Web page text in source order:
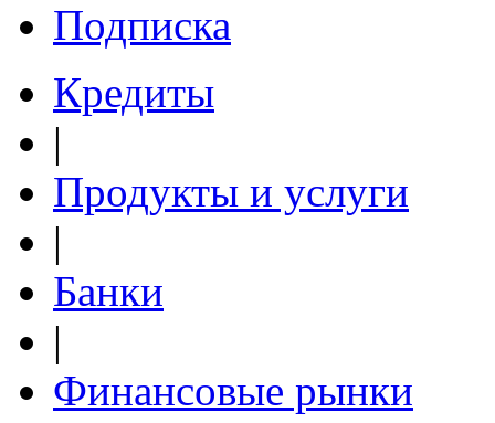
Подписка
Кредиты
|
Продукты и услуги
|
Банки
|
Финансовые рынки